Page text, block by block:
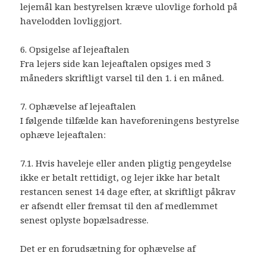
lejemål kan bestyrelsen kræve ulovlige forhold på
havelodden lovliggjort.
6. Opsigelse af lejeaftalen
Fra lejers side kan lejeaftalen opsiges med 3
måneders skriftligt varsel til den 1. i en måned.
7. Ophævelse af lejeaftalen
I følgende tilfælde kan haveforeningens bestyrelse
ophæve lejeaftalen:
7.1. Hvis haveleje eller anden pligtig pengeydelse
ikke er betalt rettidigt, og lejer ikke har betalt
restancen senest 14 dage efter, at skriftligt påkrav
er afsendt eller fremsat til den af medlemmet
senest oplyste bopælsadresse.
Det er en forudsætning for ophævelse af